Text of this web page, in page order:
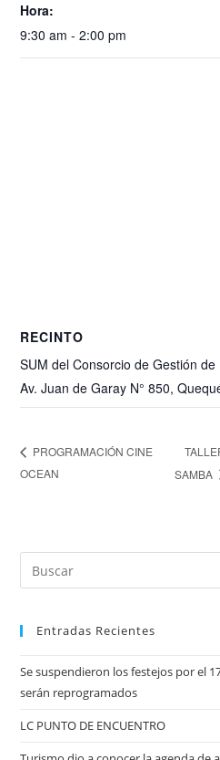
Hora:
9:30 am - 2:00 pm
RECINTO
SUM del Consorcio de Gestión
Av. Juan de Garay N° 850,
PROGRAMACIÓN CINE
OCEAN
SAMBA
Entradas Recientes
Se suspendieron los festejos por el
serán reprogramados
LC PUNTO DE ENCUENTRO